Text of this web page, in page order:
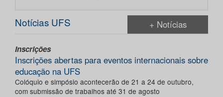
Notícias UFS + Notícias
Inscrições
Inscrições abertas para eventos internacionais sobre
educação na UFS
Colóquio e simpósio acontecerão de 21 a 24 de outubro,
com submissão de trabalhos até 31 de agosto